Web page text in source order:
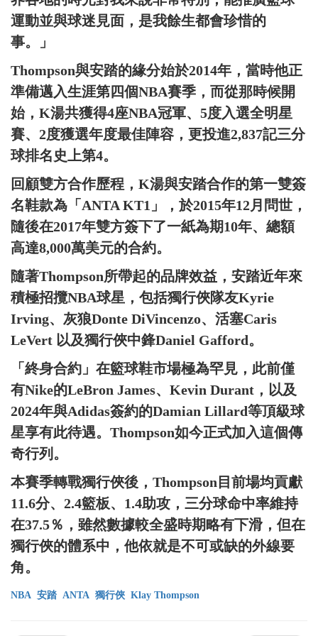
運動並與球迷見面，是我餘生都會珍惜的
事。」
Thompson與安踏的緣分始於2014年，當時他正
準備邁入生涯第四個NBA賽季，而從那時候開
始，K湯共獲得4座NBA冠軍、5度入選全明星
賽、2度獲選年度最佳陣容，更投進2,837記三分
球排名史上第4。
回顧雙方合作歷程，K湯與安踏合作的第一雙簽
名鞋款為「ANTA KT1」，於2015年12月問世，
隨後在2017年雙方簽下了一紙為期10年、總額
高達8,000萬美元的合約。
隨著Thompson所帶起的品牌效益，安踏近年來
積極招攬NBA球星，包括獨行俠隊友Kyrie
Irving、灰狼Donte DiVincenzo、活塞Caris
LeVert 以及獨行俠中鋒Daniel Gafford。
「終身合約」在籃球鞋市場極為罕見，此前僅
有Nike的LeBron James、Kevin Durant，以及
2024年與Adidas簽約的Damian Lillard等頂級球
星享有此待遇。Thompson如今正式加入這個傳
奇行列。
本賽季轉戰獨行俠後，Thompson目前場均貢獻
11.6分、2.4籃板、1.4助攻，三分球命中率維持
在37.5％，雖然數據較全盛時期略有下滑，但在
獨行俠的體系中，他依就是不可或缺的外線要
角。
NBA 安踏 ANTA 獨行俠 Klay Thompson